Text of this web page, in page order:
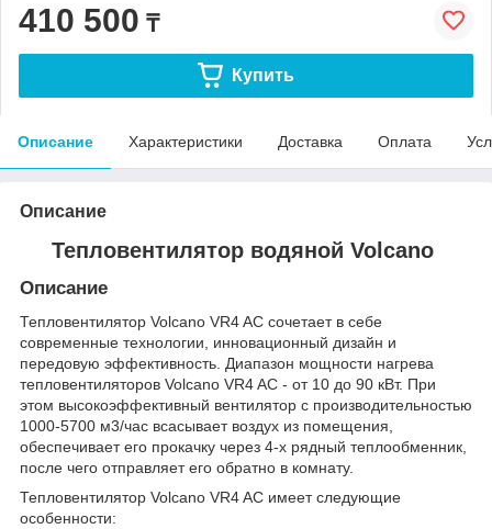
410 500 ₸
Купить
Описание Характеристики Доставка Оплата
Описание
Тепловентилятор водяной Volcano
Описание
Тепловентилятор Volcano VR4 AC сочетает в себе
современные технологии, инновационный дизайн и
передовую эффективность. Диапазон мощности нагрева
тепловентиляторов Volcano VR4 AC - от 10 до 90 кВт. При
этом высокоэффективный вентилятор с производительностью
1000-5700 м3/час всасывает воздух из помещения,
обеспечивает его прокачку через 4-х рядный теплообменник,
после чего отправляет его обратно в комнату.
Тепловентилятор Volcano VR4 AC имеет следующие
особенности: